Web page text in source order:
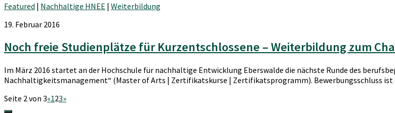
Featured | Nachhaltige HNEE | Weiterbildung
19. Februar 2016
Noch freie Studienplätze für Kurzentschlossene – Weiterbildung zum
Im März 2016 startet an der Hochschule für nachhaltige Entwicklung Eberswalde die nächste Runde des
Nachhaltigkeitsmanagement“ (Master of Arts | Zertifikatskurse | Zertifikatsprogramm). Bewerbungsschluss ist
Seite 2 von 3«123»